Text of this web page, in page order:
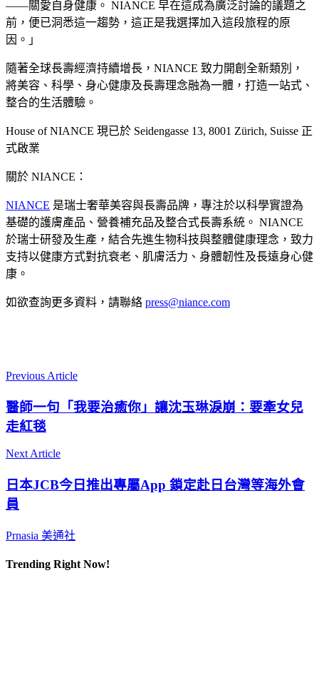
——關愛自身健康。 NIANCE 早在這成為廣泛討論的議題之
前，便已洞悉這一趨勢，這正是我選擇加入這段旅程的原
因。」
隨著全球長壽經濟持續增長，NIANCE 致力開創全新類別，
將美容、科學、身心健康及長壽理念融為一體，打造一站式、
整合的生活體驗。
House of NIANCE 現已於 Seidengasse 13, 8001 Zürich, Suisse 正
式啟業
關於 NIANCE：
NIANCE 是瑞士奢華美容與長壽品牌，專注於以科學實證為
基礎的護膚產品、營養補充品及整合式長壽系統。 NIANCE
於瑞士研發及生產，結合先進生物科技與整體健康理念，致力
支持以健康方式對抗衰老、肌膚活力、身體韌性及長遠身心健
康。
如欲查詢更多資料，請聯絡 press@niance.com
Previous Article
醫師一句「我要治癒你」讓沈玉琳淚崩：要牽女兒
走紅毯
Next Article
日本JCB今日推出專屬App 鎖定赴日台灣等海外會
員
Prnasia 美通社
Trending Right Now!